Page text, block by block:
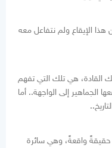
هذا الإيقاع ولم نتفاعل معه
القادة، هي تلك التي تفهم
الجماهير إلى الواجهة.. أما
حقيقةً واقعةً، وهي سائرة